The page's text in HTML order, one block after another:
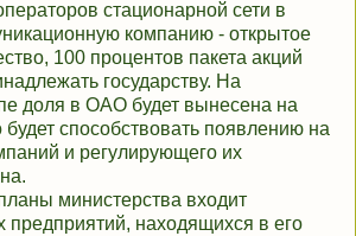
стационарной сети в
компанию - открытое
100 процентов пакета акций
государству. На
доля в ОАО будет вынесена на
будет способствовать появлению на
и регулирующего их
министерства входит
предприятий, находящихся в его